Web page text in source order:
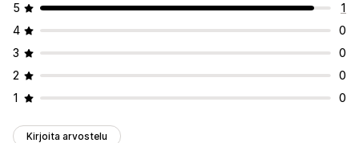
5
1
4
0
3
0
2
0
1
0
Kirjoita arvostelu